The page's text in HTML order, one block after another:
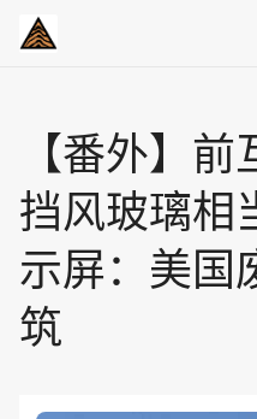
【番外】
挡风玻璃相
示屏：美国
筑